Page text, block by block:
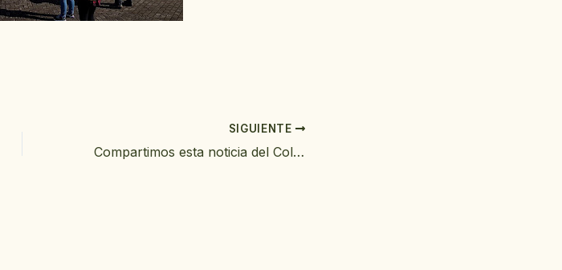
SIGUIENTE
Compartimos esta noticia del Colegio de Enfermería de Cantabria